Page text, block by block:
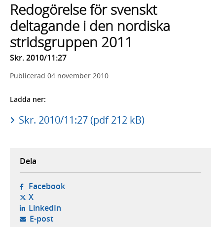
lista
med
sökförslag
Redogörelse för svenskt
deltagande i den nordiska
stridsgruppen 2011
Skr. 2010/11:27
Publicerad 04 november 2010
Ladda ner:
Skr. 2010/11:27 (pdf 212 kB)
Dela
Facebook- öppnas i ny flik, extern webbplats,
X- öppnas i ny flik, extern webbplats,
LinkedIn- öppnas i ny flik, extern webbplats,
E-post- öppnar din e-postklient,